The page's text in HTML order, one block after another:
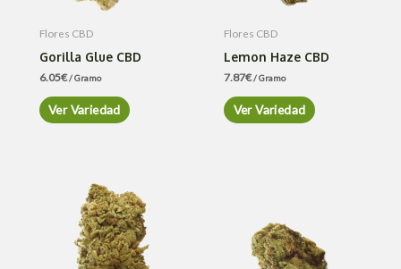
Flores CBD
Gorilla Glue CBD
6.05€/ Gramo
Ver Variedad
Flores CBD
Lemon Haze CBD
7.87€/ Gramo
Ver Variedad